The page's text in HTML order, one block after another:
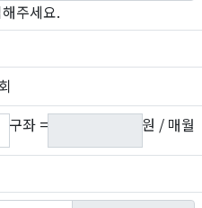
주세요.
구좌 = 원 / 매월